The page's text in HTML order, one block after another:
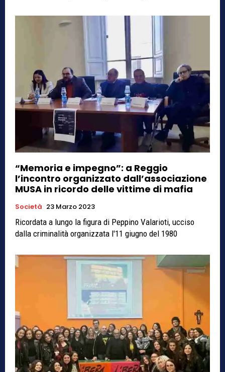
“Memoria e impegno”: a Reggio
l’incontro organizzato dall’associazione
MUSA in ricordo delle vittime di mafia
Società 23 Marzo 2023
Ricordata a lungo la figura di Peppino Valarioti, ucciso
dalla criminalità organizzata l'11 giugno del 1980